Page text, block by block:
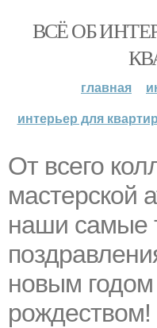
ВСЁ ОБ
главная
интерьер для
От всего
мастерской
наши самые
новым
рождеством!